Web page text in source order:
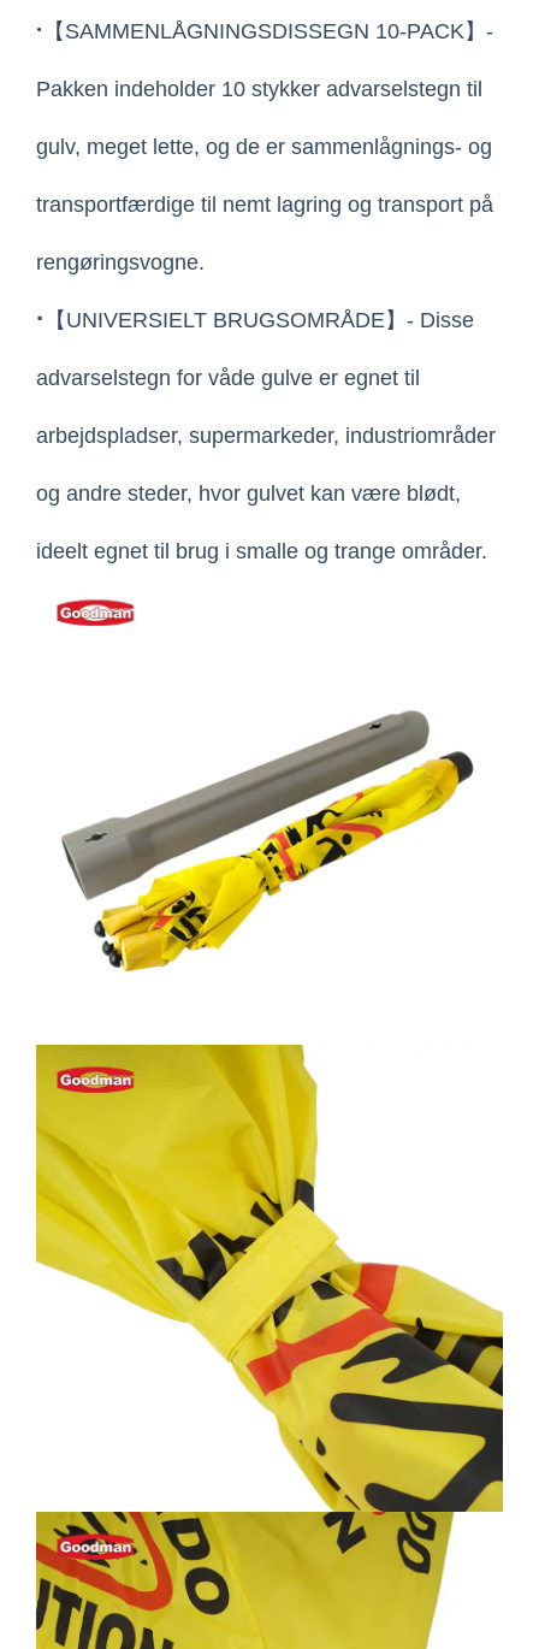
· 【SAMMENLÅGNINGSDISSEGN 10-PACK】-
Pakken indeholder 10 stykker advarselstegn til
gulv, meget lette, og de er sammenlågnings- og
transportfærdige til nemt lagring og transport på
rengøringsvogne.
· 【UNIVERSIELT BRUGSOMRÅDE】- Disse
advarselstegn for våde gulve er egnet til
arbejdspladser, supermarkeder, industriområder
og andre steder, hvor gulvet kan være blødt,
ideelt egnet til brug i smalle og trange områder.